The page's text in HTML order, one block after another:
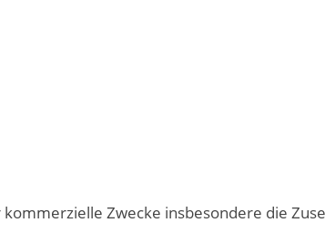
Zwecke insbesondere die